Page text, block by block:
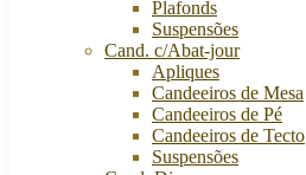
Plafonds
Suspensões
Cand. c/Abat-jour
Apliques
Candeeiros de Mesa
Candeeiros de Pé
Candeeiros de Tecto
Suspensões